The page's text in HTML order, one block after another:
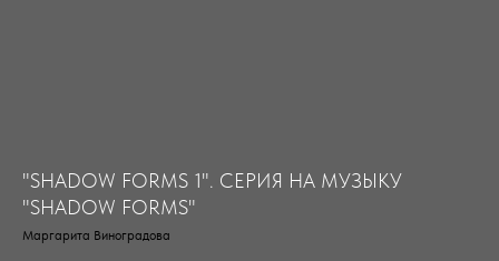
"SHADOW FORMS 1". СЕРИЯ НА МУЗЫКУ
"SHADOW FORMS"
Маргарита Виноградова